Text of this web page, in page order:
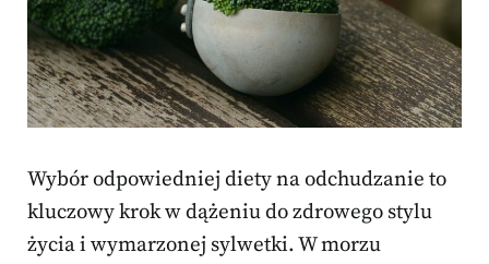
Wybór odpowiedniej diety na odchudzanie to
kluczowy krok w dążeniu do zdrowego stylu
życia i wymarzonej sylwetki. W morzu